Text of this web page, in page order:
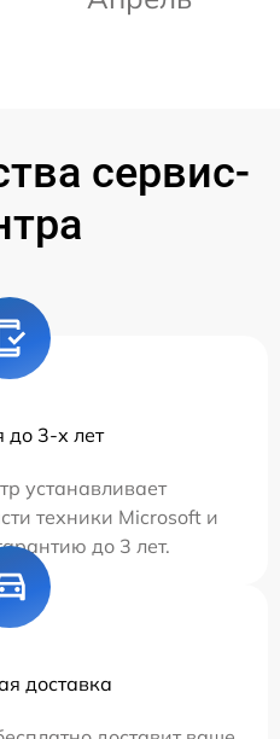
сервис-
до 3-х лет
устанавливает
техники Microsoft и
до 3 лет.
доставка